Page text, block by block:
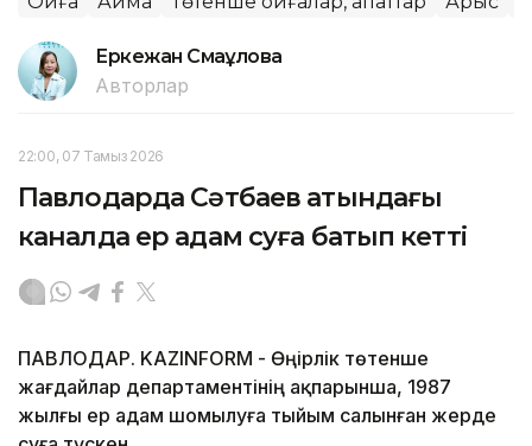
Еркежан Смағұлова
Авторлар
22:00, 07 Тамыз 2026
Павлодарда Сәтбаев атындағы
каналда ер адам суға батып кетті
ПАВЛОДАР. KAZINFORM - Өңірлік төтенше
жағдайлар департаментінің ақпарынша, 1987
жылғы ер адам шомылуға тыйым салынған жерде